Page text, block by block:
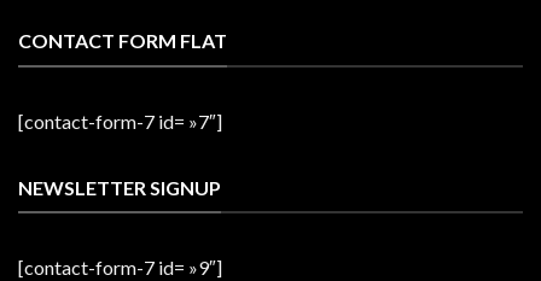
CONTACT FORM FLAT
[contact-form-7 id= »7″]
NEWSLETTER SIGNUP
[contact-form-7 id= »9″]